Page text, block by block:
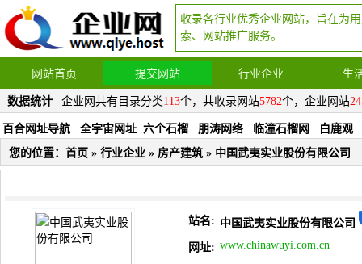
收录各行业优秀企业网站，旨在为
索、网站推广服务。
网站首页 提交网站 行业企业 生
数据统计 | 企业网共有目录分类113个，共收录网站5782个，企业网站
百合网址导航 . 全宇宙网址 .六个石榴 . 朋涛网络 . 临潼石榴网 . 白鹿观 .
您的位置： 首页 » 行业企业 » 房产建筑 » 中国武夷实业股份有限公司
站名: 中国武夷实业股份有限公司
网址: www.chinawuyi.com.cn